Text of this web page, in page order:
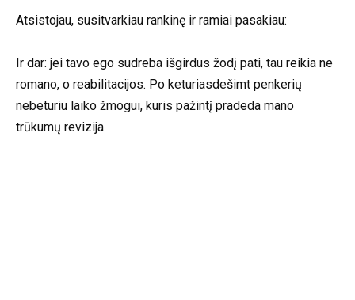
Atsistojau, susitvarkiau rankinę ir ramiai pasakiau:
Ir dar: jei tavo ego sudreba išgirdus žodį pati, tau reikia ne
romano, o reabilitacijos. Po keturiasdešimt penkerių
nebeturiu laiko žmogui, kuris pažintį pradeda mano
trūkumų revizija.